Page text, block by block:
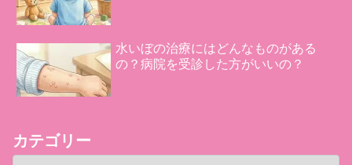
水いぼの治療にはどんなものがある
の？病院を受診した方がいいの？
カテゴリー